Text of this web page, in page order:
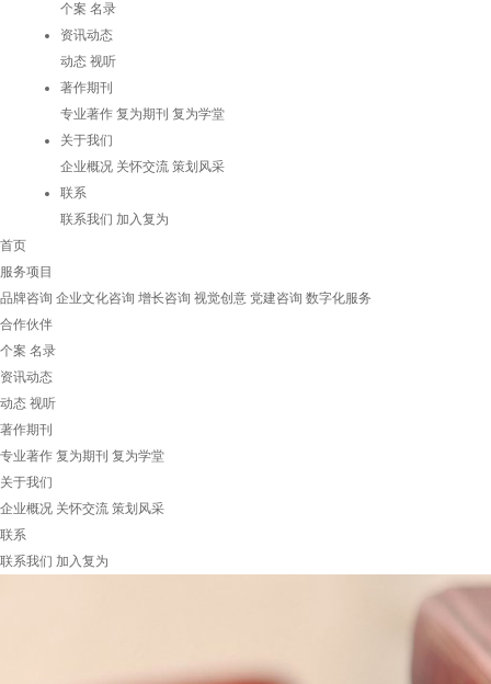
个案 名录
资讯动态
动态 视听
著作期刊
专业著作 复为期刊 复为学堂
关于我们
企业概况 关怀交流 策划风采
联系
联系我们 加入复为
首页
服务项目
品牌咨询 企业文化咨询 增长咨询 视觉创意 党建咨询 数字化服务
合作伙伴
个案 名录
资讯动态
动态 视听
著作期刊
专业著作 复为期刊 复为学堂
关于我们
企业概况 关怀交流 策划风采
联系
联系我们 加入复为